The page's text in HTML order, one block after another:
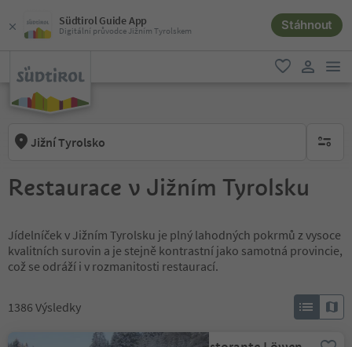
Südtirol Guide App
Digitální průvodce Jižním Tyrolskem Stáhnout
oblíbené
Jižní Tyrolsko brak
Restaurace v Jižním Tyrolsku
Jídelníček v Jižním Tyrolsku je plný lahodných pokrmů z vysoce
kvalitních surovin a je stejně kontrastní jako samotná provincie,
což se odráží i v rozmanitosti restaurací.
1386 Výsledky